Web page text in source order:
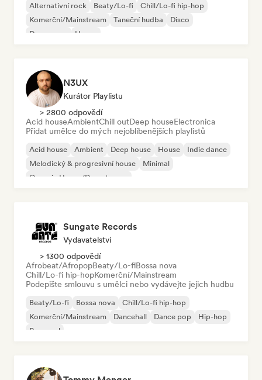
Alternativní rock Beaty/Lo-fi
Chill/Lo-fi hip-hop
Komerční/Mainstream
Taneční hudba
Disco
Dream pop
House
N3UX
Kurátor Playlistu
> 2800 odpovědí
Acid houseAmbientChill outDeep houseElectronica
Přidat umělce do mých nejoblíbenějších playlistů
Acid house Ambient Deep house House
Indie dance
Melodický & progresivní house
Minimal
Organic House/Downtempo
Sungate Records
Vydavatelství
> 1300 odpovědí
Afrobeat/AfropopBeaty/Lo-fiBossa nova
Chill/Lo-fi hip-hopKomerční/Mainstream
Podepište smlouvu s umělci nebo vydávejte jejich hudbu
Beaty/Lo-fi Bossa nova
Chill/Lo-fi hip-hop
Komerční/Mainstream
Dancehall Dance pop
Hip-hop
Pop-soul